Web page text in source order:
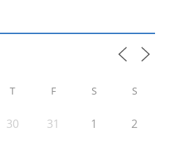
T F S S
30 31 1 2